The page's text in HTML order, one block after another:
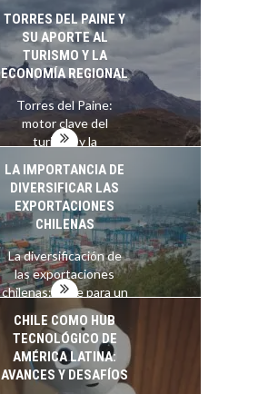
servicios digitales en
Chile:…
TORRES DEL PAINE Y
SU APORTE AL
TURISMO Y LA
ECONOMÍA REGIONAL
Torres del Paine:
motor clave del
turismo y la
LA IMPORTANCIA DE
DIVERSIFICAR LAS
EXPORTACIONES
CHILENAS
La diversificación de
las exportaciones
chilenas: clave para un
crecimiento…
CHILE COMO HUB
TECNOLÓGICO DE
AMÉRICA LATINA:
AVANCES Y DESAFÍOS